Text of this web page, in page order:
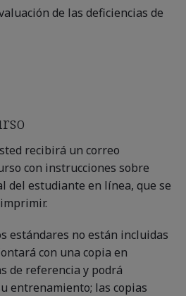
de las deficiencias de
recibirá un correo
con instrucciones sobre
del estudiante en línea, que se
estándares no están incluidas
con una copia en
de referencia y podrá
entrenamiento; las copias